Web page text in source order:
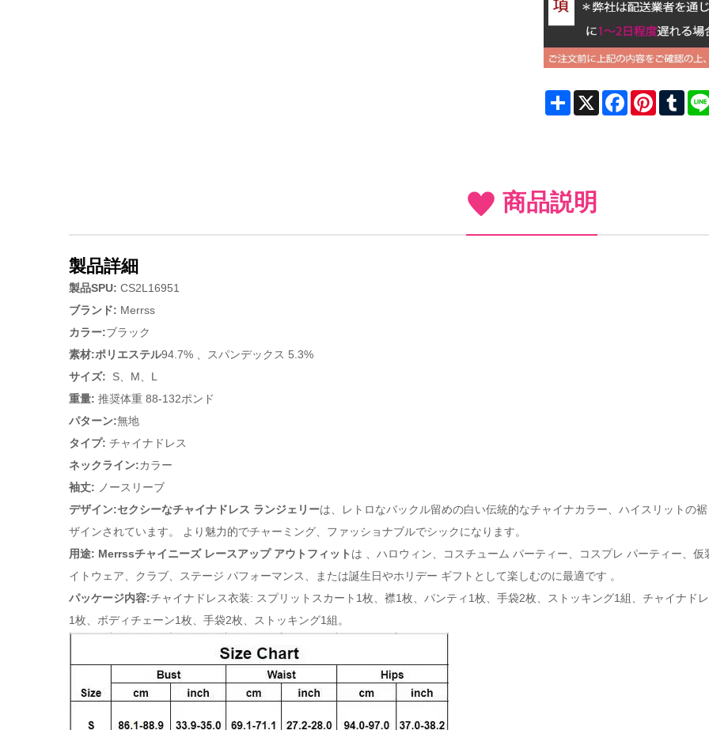
ShareX FacebookPinterest
商品説明
製品詳細
製品SPU: CS2L16951
ブランド: Merrss
カラー:ブラック
素材:ポリエステル94.7%
、スパンデックス 5.3%
サイズ: S、M、L
重量: 推奨体重 88-132ポンド
パターン:無地
タイプ: チャイナドレス
ネックライン:カラー
袖丈: ノースリーブ
デザイン:セクシーなチャイナドレス ランジェリーは、レトロなバックル留めの白い伝統的なチャイナカラー、ハイスリットの
ザインされています。 より魅力的でチャーミング、ファッショナブルでシックになります。
用途: Merrssチャイニーズ レースアップ アウトフィット は 、ハロウィン、コスチューム パーティー、コスプレ パーティー、
イトウェア、クラブ、ステージ パフォーマンス、または誕生日やホリデー ギフトとして楽しむのに最適です 。
パッケージ内容:チャイナドレス衣装: スプリットスカート1枚、襟1枚、パンティ1枚、手袋2枚、ストッキング1組、 チャイナド
1枚、ボディチェーン1枚、手袋2枚、ストッキング1組。